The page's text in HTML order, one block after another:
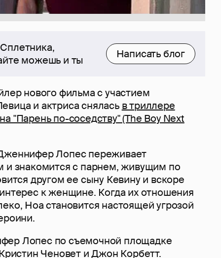
можешь и ты
Написать блог
нового фильма с участием
и актриса снялась в триллере
"Парень по-соседству" (The Boy Next
Лопес переживает
и знакомится с парнем, живущим по
другом ее сыну Кевину и вскоре
к женщине. Когда их отношения
Ноа становится настоящей угрозой
Лопес по съемочной площадке
Ченовет и Джон Корбетт.